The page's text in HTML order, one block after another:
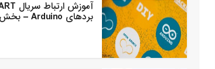
بردهای Arduino – بخش پنجم